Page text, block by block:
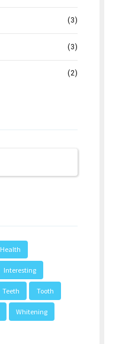
(3)
(3)
(2)
Health
Interesting
Teeth Tooth
Whitening